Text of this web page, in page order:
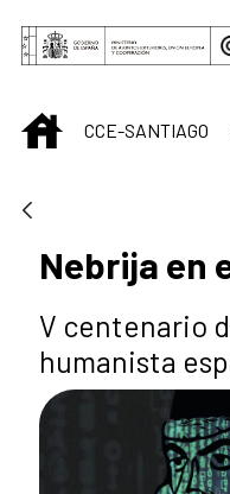
Saltar al contenido
INICIOCCE-SANTIAGO
Nebrija en
V centenario
humanista